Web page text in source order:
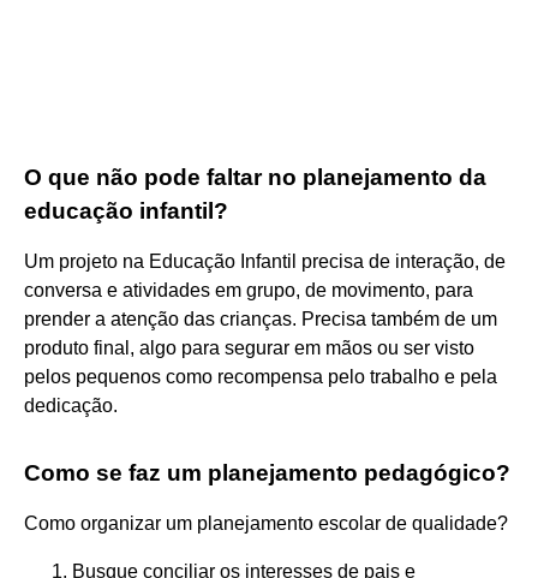
O que não pode faltar no planejamento da
educação infantil?
Um projeto na Educação Infantil precisa de interação, de
conversa e atividades em grupo, de movimento, para
prender a atenção das crianças. Precisa também de um
produto final, algo para segurar em mãos ou ser visto
pelos pequenos como recompensa pelo trabalho e pela
dedicação.
Como se faz um planejamento pedagógico?
Como organizar um planejamento escolar de qualidade?
Busque conciliar os interesses de pais e